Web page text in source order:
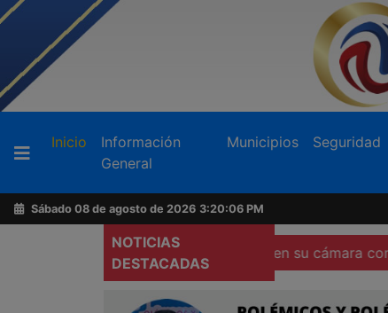
Inicio (current)
Información
General
Municipios Seguridad
Sábado 08 de agosto de 2026 3:20:08 PM
NOTICIAS
DESTACADAS
policías que no porten su cámara corporal
Buscador
Acerca
de